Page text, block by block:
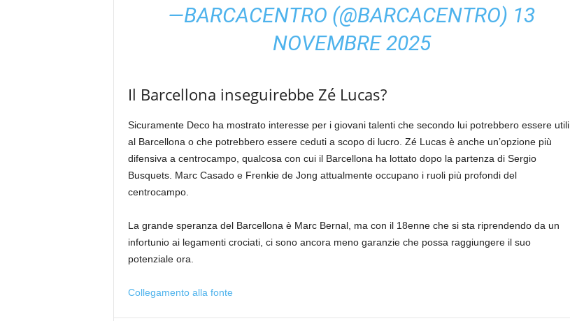
—BARCACENTRO (@BARCACENTRO) 13
NOVEMBRE 2025
Il Barcellona inseguirebbe Zé Lucas?
Sicuramente Deco ha mostrato interesse per i giovani talenti che secondo lui potrebbero essere utili
al Barcellona o che potrebbero essere ceduti a scopo di lucro. Zé Lucas è anche un’opzione più
difensiva a centrocampo, qualcosa con cui il Barcellona ha lottato dopo la partenza di Sergio
Busquets. Marc Casado e Frenkie de Jong attualmente occupano i ruoli più profondi del
centrocampo.
La grande speranza del Barcellona è Marc Bernal, ma con il 18enne che si sta riprendendo da un
infortunio ai legamenti crociati, ci sono ancora meno garanzie che possa raggiungere il suo
potenziale ora.
Collegamento alla fonte